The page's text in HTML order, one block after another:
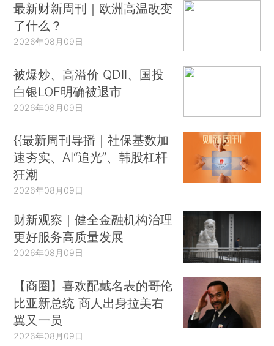
最新财新周刊｜欧洲高温改变
了什么？
2026年08月09日
被爆炒、高溢价 QDII、国投
白银LOF明确被退市
2026年08月09日
{{最新周刊导播｜社保基数加
速夯实、AI“追光”、韩股杠杆
狂潮
2026年08月09日
财新观察｜健全金融机构治理
更好服务高质量发展
2026年08月09日
【商圈】喜欢配戴名表的哥伦
比亚新总统 商人出身拉美右
翼又一员
2026年08月09日